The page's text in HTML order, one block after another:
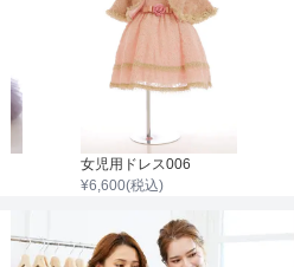
女児用ドレス006
¥6,600(税込)